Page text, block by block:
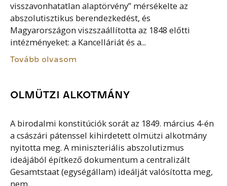
visszavonhatatlan alaptörvény” mérsékelte az
abszolutisztikus berendezkedést, és
Magyarországon viszszaállította az 1848 előtti
intézményeket: a Kancelláriát és a...
Tovább olvasom
OLMÜTZI ALKOTMÁNY
A birodalmi konstitúciók sorát az 1849. március 4-én
a császári pátenssel kihirdetett olmützi alkotmány
nyitotta meg. A miniszteriális abszolutizmus
ideájából építkező dokumentum a centralizált
Gesamtstaat (egységállam) ideálját valósította meg,